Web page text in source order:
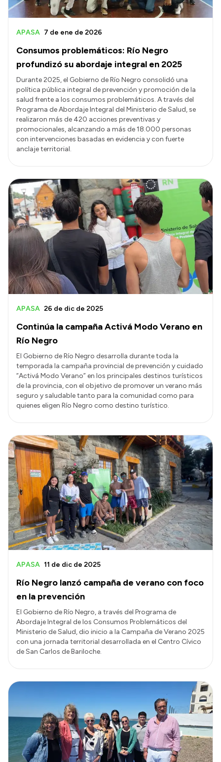
Consumos problemáticos: Río Negro
profundizó su abordaje integral en 2025
APASA 7 de ene de 2026
Durante 2025, el Gobierno de Río Negro consolidó una
política pública integral de prevención y promoción de la
salud frente a los consumos problemáticos. A través del
Programa de Abordaje Integral del Ministerio de Salud, se
realizaron más de 420 acciones preventivas y
promocionales, alcanzando a más de 18.000 personas
con intervenciones basadas en evidencia y con fuerte
anclaje territorial.
Continúa la campaña Activá Modo Verano en
Río Negro
APASA 26 de dic de 2025
El Gobierno de Río Negro desarrolla durante toda la
temporada la campaña provincial de prevención y cuidado
“Activá Modo Verano” en los principales destinos turísticos
de la provincia, con el objetivo de promover un verano más
seguro y saludable tanto para la comunidad como para
quienes eligen Río Negro como destino turístico.
Río Negro lanzó campaña de verano con foco
en la prevención
APASA 11 de dic de 2025
El Gobierno de Río Negro, a través del Programa de
Abordaje Integral de los Consumos Problemáticos del
Ministerio de Salud, dio inicio a la Campaña de Verano 2025
con una jornada territorial desarrollada en el Centro Cívico
de San Carlos de Bariloche.